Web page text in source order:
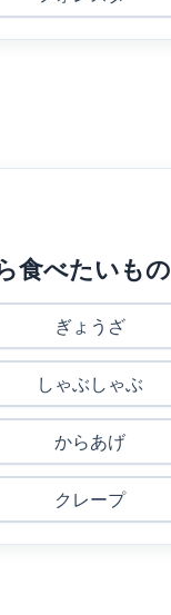
食べたいもの
ぎょうざ
しゃぶしゃぶ
からあげ
クレープ